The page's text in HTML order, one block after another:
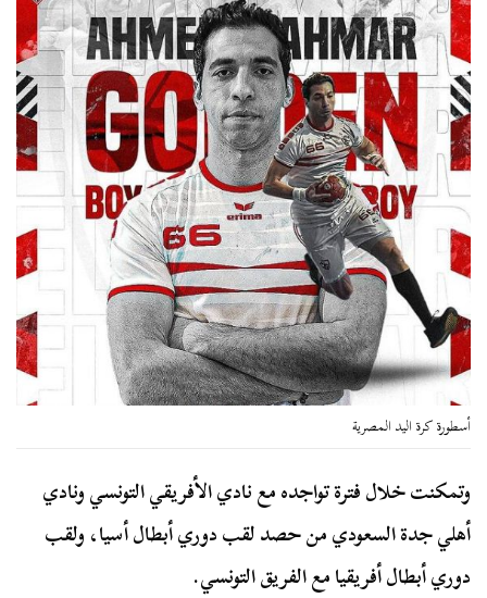
أسطورة كرة اليد المصرية
وتمكنت خلال فترة تواجده مع نادي الأفريقي التونسي ونادي
أهلي جدة السعودي من حصد لقب دوري أبطال أسيا، ولقب
دوري أبطال أفريقيا مع الفريق التونسي.